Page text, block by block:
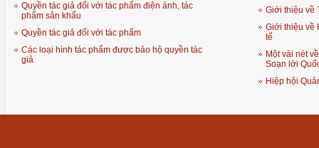
Quyền tác giả đối với tác phẩm điện ảnh, tác
phẩm sân khấu
Quyền tác giả đối với tác phẩm
Các loại hình tác phẩm được bảo hộ quyền tác
giả
Giới thiệu về
Giới thiệu về
tế
Một vài nét
Soạn lời
Hiệp hội